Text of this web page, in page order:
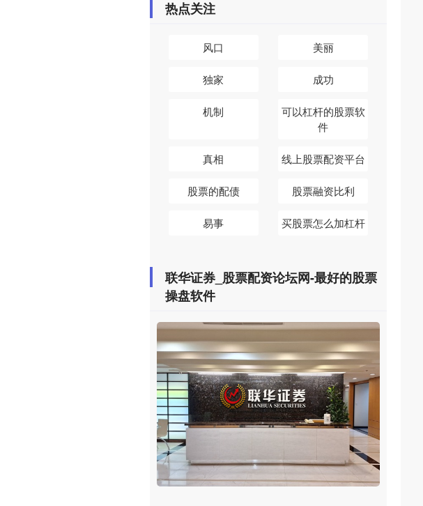
热点关注
风口 美丽
独家 成功
机制
可以杠杆的股票软
件
真相 线上股票配资平台
股票的配债 股票融资比利
易事 买股票怎么加杠杆
联华证券_股票配资论坛网-最好的股票
操盘软件